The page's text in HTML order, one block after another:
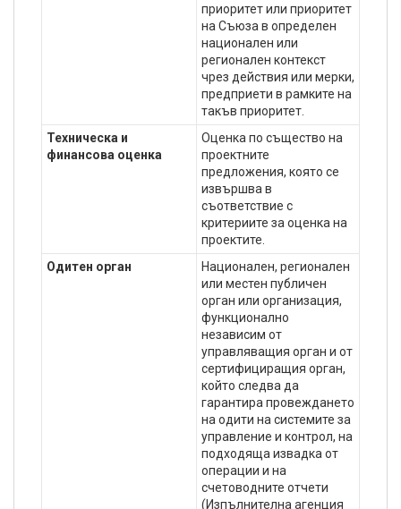
приоритет или приоритет
на Съюза в определен
национален или
регионален контекст
чрез действия или мерки,
предприети в рамките на
такъв приоритет.
Техническа и
финансова оценка
Оценка по същество на
проектните
предложения, която се
извършва в
съответствие с
критериите за оценка на
проектите.
Одитен орган
Национален, регионален
или местен публичен
орган или организация,
функционално
независим от
управляващия орган и от
сертифициращия орган,
който следва да
гарантира провеждането
на одити на системите за
управление и контрол, на
подходяща извадка от
операции и на
счетоводните отчети
(Изпълнителна агенция